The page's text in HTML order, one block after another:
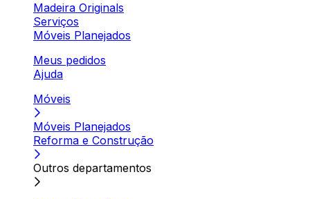
Madeira Originals
Serviços
Móveis Planejados
Meus pedidos
Ajuda
Móveis
Móveis Planejados
Reforma e Construção
Outros departamentos